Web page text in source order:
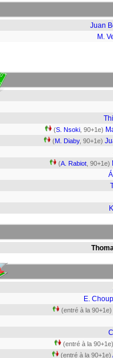
Juan
M.
(S. Nsoki , 90+1e)
(M. Diaby, 90+1e)
(A. Rabiot , 90+1e)
E.
(entré à la 90+1e)
(entré à la 90+1e)
(entré à la 90+1e)